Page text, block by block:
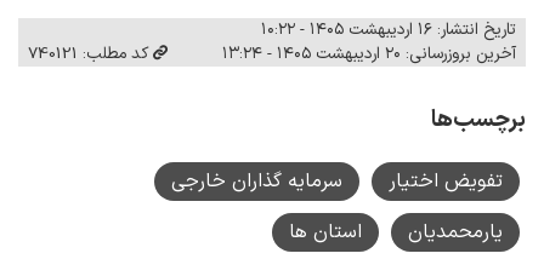
تاریخ انتشار: ۱۶ اردیبهشت ۱۴۰۵ - ۱۰:۲۲
آخرین بروزرسانی: ۲۰ اردیبهشت ۱۴۰۵ - ۱۳:۲۴
کد مطلب: 740121
برچسب‌ها
تفویض اختیار
سرمایه گذاران خارجی
یارمحمدیان
استان ها